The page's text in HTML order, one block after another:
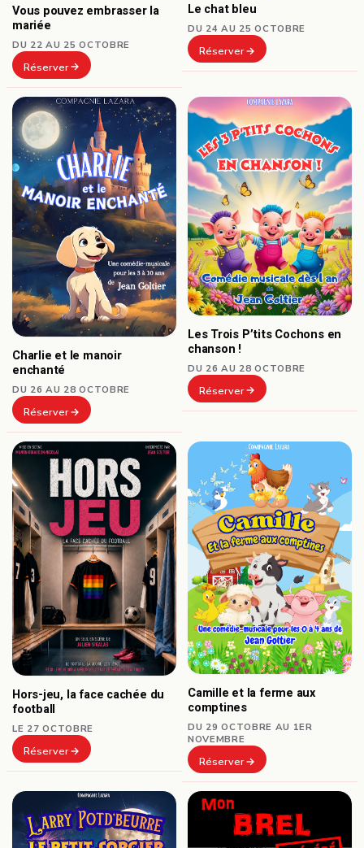
Vous pouvez embrasser la
mariée
DU 22 AU 25 OCTOBRE
Réserver
Le chat bleu
DU 24 AU 25 OCTOBRE
Réserver
Charlie et le manoir
enchanté
DU 26 AU 28 OCTOBRE
Réserver
Les Trois P’tits Cochons en
chanson !
DU 26 AU 28 OCTOBRE
Réserver
Hors-jeu, la face cachée du
football
LE 27 OCTOBRE
Réserver
Camille et la ferme aux
comptines
DU 29 OCTOBRE AU 1ER
NOVEMBRE
Réserver